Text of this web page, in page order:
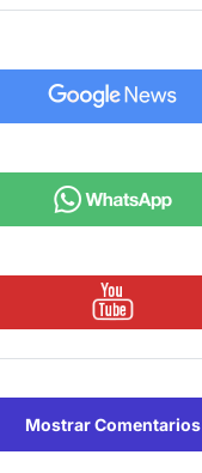
Mostrar Comentarios